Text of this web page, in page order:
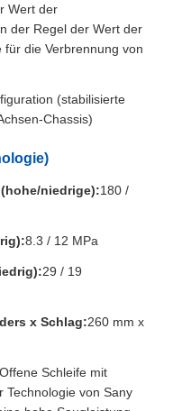
Wert der
der Regel der Wert der
die Verbrennung von
(stabilisierte
Chassis)
niedrige):180 /
8.3 / 12 MPa
29 / 19
x Schlag:260 mm x
Offene Schleife mit
Technologie von Sany